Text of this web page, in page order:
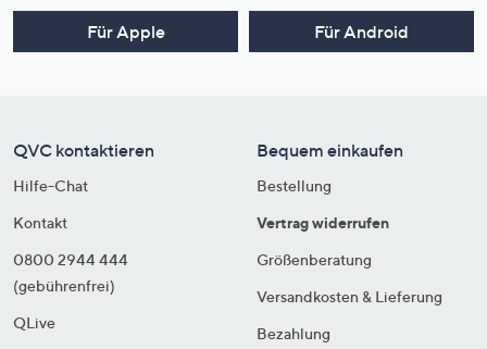
Für Apple Für Android
QVC kontaktieren
Hilfe-Chat
Kontakt
0800 2944 444
(gebührenfrei)
QLive
Bequem einkaufen
Bestellung
Vertrag widerrufen
Größenberatung
Versandkosten & Lieferung
Bezahlung